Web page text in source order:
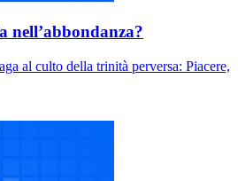
nell’abbondanza?
al culto della trinità perversa: Piacere,